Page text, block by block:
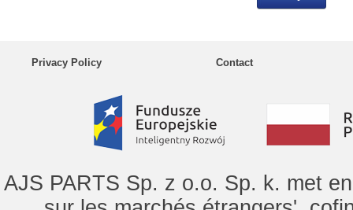
Privacy Policy Contact
AJS PARTS Sp. z o.o. Sp. k. met